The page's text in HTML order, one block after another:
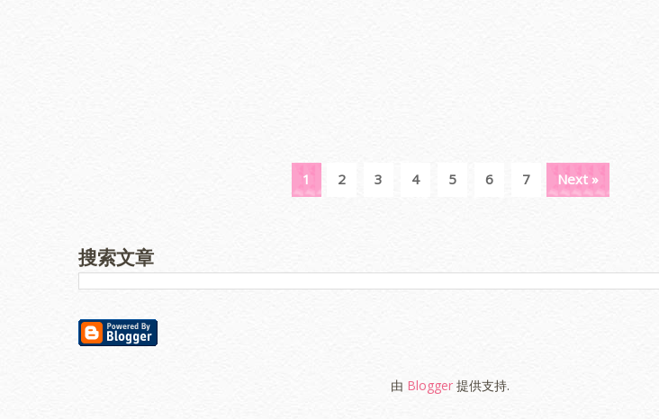
1 2 3 4 5 6 7 Next »
搜索文章
由 Blogger提供支持.